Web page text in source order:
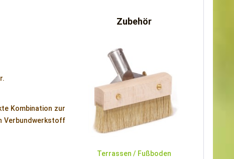
Kombination zur
Verbundwerkstoff
Zubehör
Terrassen / Fußboden